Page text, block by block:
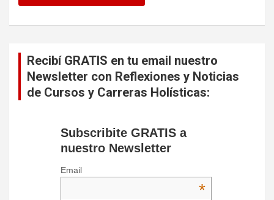
Recibí GRATIS en tu email nuestro
Newsletter con Reflexiones y Noticias
de Cursos y Carreras Holísticas:
Subscribite GRATIS a
nuestro Newsletter
Email
*